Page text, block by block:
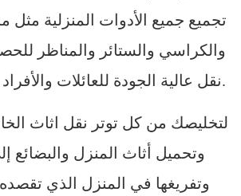
تجميع جميع الأدوات المنزلية مثل
والكراسي والستائر والمناظر
نقل عالية الجودة للعائلات والأفراد فينقل اثاث ايكيا.
لتخليصك من كل توتر نقل اثاث
وتحميل أثاث المنزل والبضائع
وتفريغها في المنزل الذي